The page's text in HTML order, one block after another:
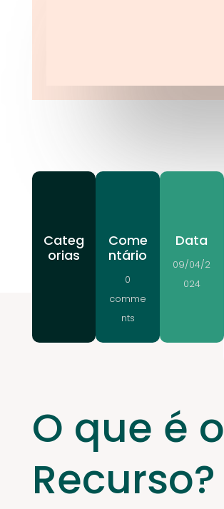
Categ
orias
Come
ntário
0
comme
nts
Data
09/04/2
024
O que é o
Recurso?